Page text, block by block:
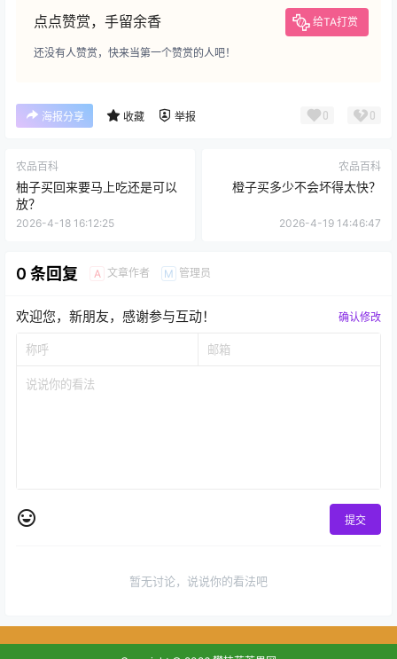
点点赞赏，手留余香 给TA打赏
还没有人赞赏，快来当第一个赞赏的人吧！
海报分享 收藏 举报 0 0
农品百科
柚子买回来要马上吃还是可以
放？
2026-4-18 16:12:25
农品百科
橙子买多少不会坏得太快？
2026-4-19 14:46:47
0 条回复 A 文章作者 M 管理员
欢迎您，新朋友，感谢参与互动！ 确认修改
提交
暂无讨论，说说你的看法吧